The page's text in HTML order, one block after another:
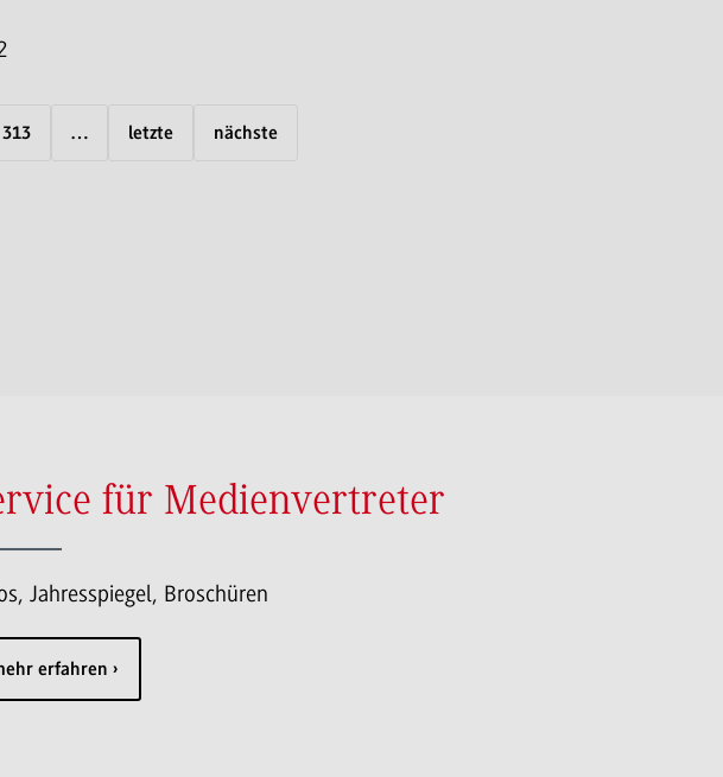
313 … letzte nächste
für Medienvertreter
Jahresspiegel, Broschüren
erfahren